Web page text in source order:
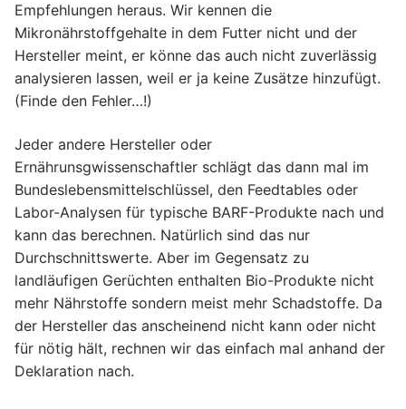
Empfehlungen heraus. Wir kennen die
Mikronährstoffgehalte in dem Futter nicht und der
Hersteller meint, er könne das auch nicht zuverlässig
analysieren lassen, weil er ja keine Zusätze hinzufügt.
(Finde den Fehler…!)
Jeder andere Hersteller oder
Ernährunsgwissenschaftler schlägt das dann mal im
Bundeslebensmittelschlüssel, den Feedtables oder
Labor-Analysen für typische BARF-Produkte nach und
kann das berechnen. Natürlich sind das nur
Durchschnittswerte. Aber im Gegensatz zu
landläufigen Gerüchten enthalten Bio-Produkte nicht
mehr Nährstoffe sondern meist mehr Schadstoffe. Da
der Hersteller das anscheinend nicht kann oder nicht
für nötig hält, rechnen wir das einfach mal anhand der
Deklaration nach.